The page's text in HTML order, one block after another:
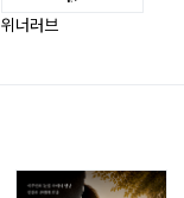
101
위너러브